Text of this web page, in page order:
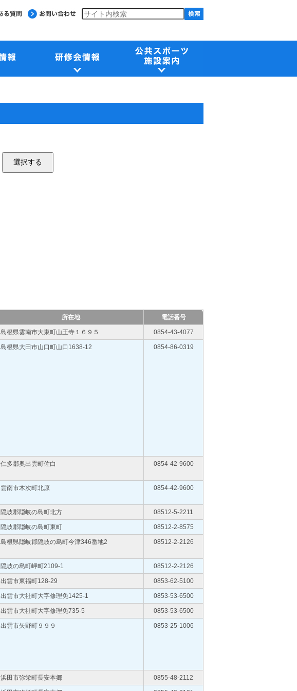
所在地 電話番号
島根県雲南市大東町山王寺１６９５ 0854-43-4077
島根県大田市山口町山口1638-12 0854-86-0319
仁多郡奥出雲町佐白 0854-42-9600
雲南市木次町北原 0854-42-9600
隠岐郡隠岐の島町北方 08512-5-2211
隠岐郡隠岐の島町東町 08512-2-8575
島根県隠岐郡隠岐の島町今津346番地2 08512-2-2126
隠岐の島町岬町2109-1 08512-2-2126
出雲市東福町128-29 0853-62-5100
出雲市大社町大字修理免1425-1 0853-53-6500
出雲市大社町大字修理免735-5 0853-53-6500
出雲市矢野町９９９ 0853-25-1006
浜田市弥栄町長安本郷 0855-48-2112